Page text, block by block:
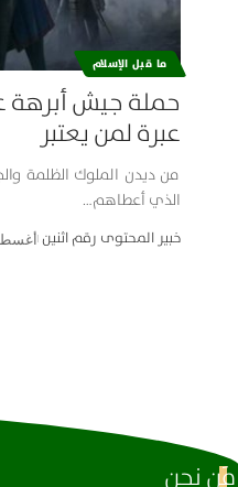
ما قبل الإسلام
حملة جيش أبرهة
عبرة لمن يعتبر
من ديدن الملوك الظلمة
الذي أعطاهم…
خبير المحتوى رقم اثنين أغسطس
مَن نحن